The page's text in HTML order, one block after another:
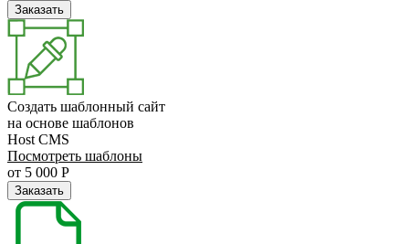
Заказать
Создать шаблонный сайт
на основе шаблонов
Host СMS
Посмотреть шаблоны
от 5 000 Р
Заказать